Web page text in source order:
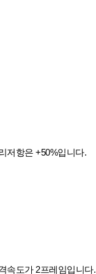
저항은 +50%입니다.
속도가 2프레임입니다.